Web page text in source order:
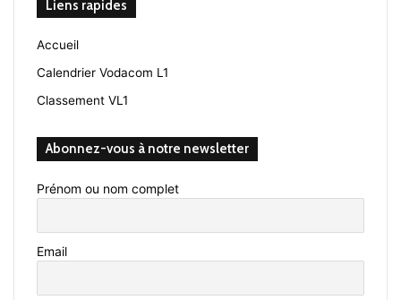
Liens rapides
Accueil
Calendrier Vodacom L1
Classement VL1
Abonnez-vous à notre newsletter
Prénom ou nom complet
Email